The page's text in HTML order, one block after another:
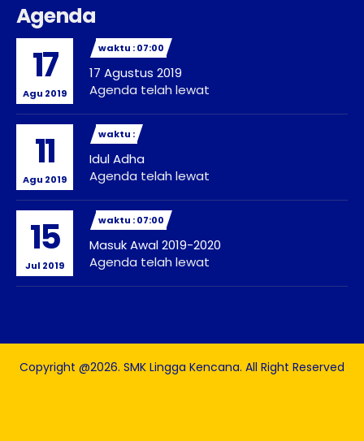
Agenda
17
Agu 2019
waktu : 07:00
17 Agustus 2019
Agenda telah lewat
11
Agu 2019
waktu :
Idul Adha
Agenda telah lewat
15
Jul 2019
waktu : 07:00
Masuk Awal 2019-2020
Agenda telah lewat
Copyright @2026. SMK Lingga Kencana. All Right Reserved